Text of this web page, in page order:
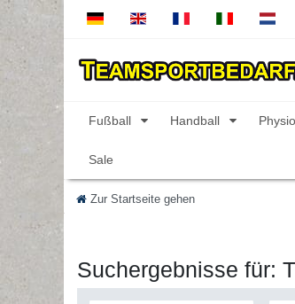
Fußball Handball
Sale
Zur Startseite gehen
Suchergebnisse für: